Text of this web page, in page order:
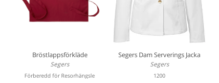
Bröstlappsförkläde
Segers
Förberedd för Resorhängsle
Segers Dam Serverings Jacka
Segers
1200